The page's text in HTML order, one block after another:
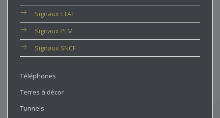
Signaux ETAT
Signaux PLM
Signaux SNCF
Téléphones
Terres à décor
Tunnels